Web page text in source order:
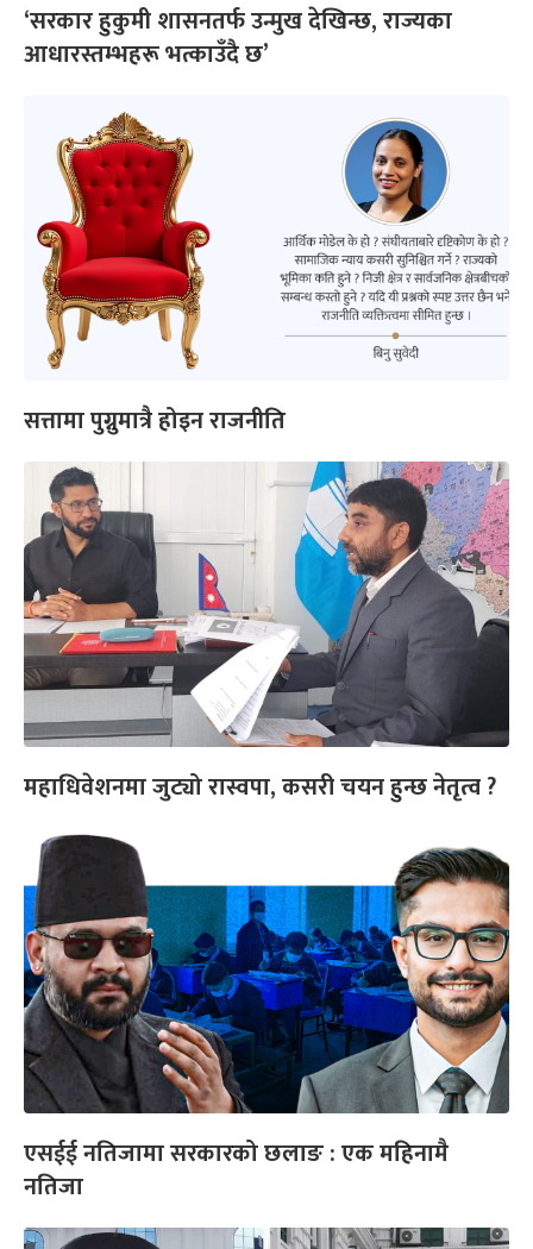
‘सरकार हुकुमी शासनतर्फ उन्मुख देखिन्छ, राज्यका
आधारस्तम्भहरू भत्काउँदै छ’
सत्तामा पुग्नुमात्रै होइन राजनीति
महाधिवेशनमा जुट्यो रास्वपा, कसरी चयन हुन्छ नेतृत्व ?
एसईई नतिजामा सरकारको छलाङ : एक महिनामै
नतिजा